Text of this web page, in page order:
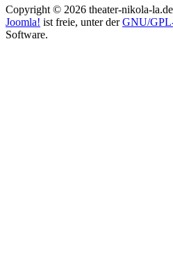
Copyright © 2026 theater-nikola-
Joomla! ist freie, unter derGNU/
Software.